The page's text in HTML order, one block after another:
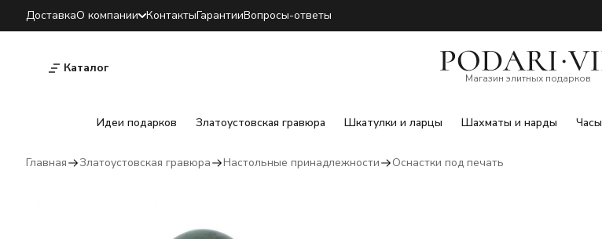
ДоставкаО компании КонтактыГарантииВопросы-ответы
Каталог
Магазин элитных подарков
Идеи подарков Златоустовская гравюра Шкатулки и ларцы Шахматы и нарды Часы
Главная Златоустовская гравюра Настольные принадлежности Оснастки под печать